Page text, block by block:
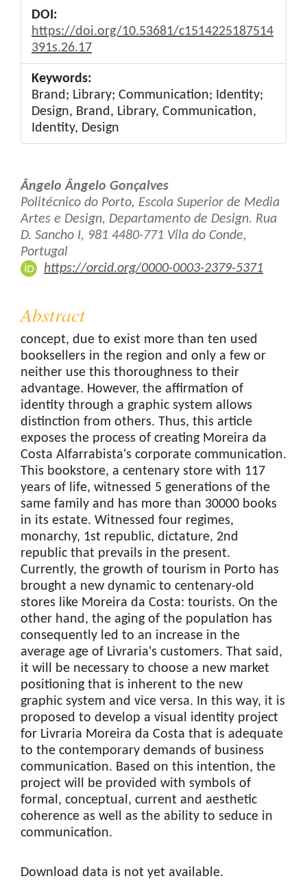
DOI:
https://doi.org/10.53681/c1514225187514
391s.26.17
Keywords:
Brand; Library; Communication; Identity;
Design, Brand, Library, Communication,
Identity, Design
Main
Article
Content
Ângelo Ângelo Gonçalves
Politécnico do Porto, Escola Superior de Media
Artes e Design, Departamento de Design. Rua
D. Sancho I, 981 4480-771 Vila do Conde,
Portugal
https://orcid.org/0000-0003-2379-5371
Abstract
concept, due to exist more than ten used
booksellers in the region and only a few or
neither use this thoroughness to their
advantage. However, the affirmation of
identity through a graphic system allows
distinction from others. Thus, this article
exposes the process of creating Moreira da
Costa Alfarrabista's corporate communication.
This bookstore, a centenary store with 117
years of life, witnessed 5 generations of the
same family and has more than 30000 books
in its estate. Witnessed four regimes,
monarchy, 1st republic, dictature, 2nd
republic that prevails in the present.
Currently, the growth of tourism in Porto has
brought a new dynamic to centenary-old
stores like Moreira da Costa: tourists. On the
other hand, the aging of the population has
consequently led to an increase in the
average age of Livraria's customers. That said,
it will be necessary to choose a new market
positioning that is inherent to the new
graphic system and vice versa. In this way, it is
proposed to develop a visual identity project
for Livraria Moreira da Costa that is adequate
to the contemporary demands of business
communication. Based on this intention, the
project will be provided with symbols of
formal, conceptual, current and aesthetic
coherence as well as the ability to seduce in
communication.
Download data is not yet available.